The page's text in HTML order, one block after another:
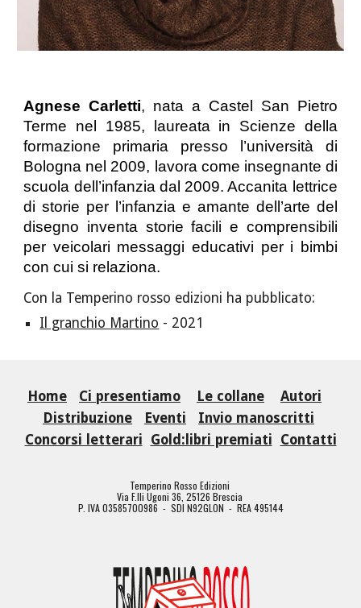
Agnese Carletti, nata a Castel San Pietro
Terme nel 1985, laureata in Scienze della
formazione primaria presso l’università di
Bologna nel 2009, lavora come insegnante di
scuola dell’infanzia dal 2009. Accanita lettrice
di storie per l’infanzia e amante dell’arte del
disegno inventa storie facili e comprensibili
per veicolari messaggi educativi per i bimbi
con cui si relaziona.
Con la Temperino rosso edizioni ha pubblicato:
Il granchio Martino - 2021
Home Ci presentiamo Le collane
Autori
Distribuzione
Eventi
Invio manoscritti
Concorsi letterari Gold:libri premiati Contatti
Temperino Rosso Edizioni
Via F.lli Ugoni 36, 25126 Brescia
P. IVA 03585700986 - SDI N92GLON - REA 495144